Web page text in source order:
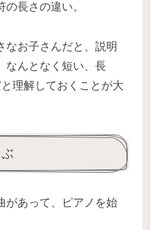
長さの違い。
なお子さんだと、説明
なんとなく短い、長
理解しておくことが大
があって、ピアノを始